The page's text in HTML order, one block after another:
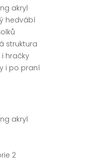
akryl
hedvábí
struktura
i hračky
i po praní
akryl
2